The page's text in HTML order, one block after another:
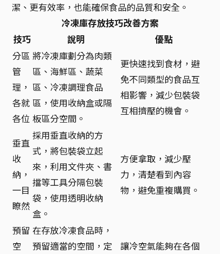
潔、更有效率，也能確保食品的品質和安全。
冷凍庫存放技巧改善方案
技巧
說明
優點
分區
管
理，
各就
各位
將冷凍庫劃分為肉類
區、海鮮區、蔬菜
區、冷凍調理食品
區，使用收納盒或隔
板區分空間。
更快速找到食材，避
免不同類型的食品互
相影響，減少包裝袋
互相擠壓的機會。
垂直
收
納，
一目
瞭然
採用垂直收納的方
式，將包裝袋立起
來，利用文件夾、書
擋等工具分隔包裝
袋，使用透明收納
盒。
方便拿取，減少壓
力，清楚看到內容
物，避免重複購買。
預留
空
在存放冷凍食品時，
預留適當的空間，定
讓冷空氣能夠在各個